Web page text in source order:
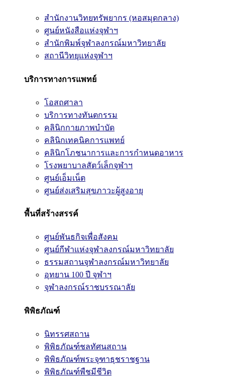
สำนักงานวิทยทรัพยากร (หอสมุดกลาง)
ศูนย์หนังสือแห่งจุฬาฯ
สำนักพิมพ์จุฬาลงกรณ์มหาวิทยาลัย
สถานีวิทยุแห่งจุฬาฯ
บริการทางการแพทย์
โอสถศาลา
บริการทางทันตกรรม
คลินิกกายภาพบำบัด
คลินิกเทคนิคการแพทย์
คลินิกโภชนาการและการกำหนดอาหาร
โรงพยาบาลสัตว์เล็กจุฬาฯ
ศูนย์เอ็มเน็ต
ศูนย์ส่งเสริมสุขภาวะผู้สูงอายุ
พื้นที่สร้างสรรค์
ศูนย์พันธกิจเพื่อสังคม
ศูนย์กีฬาแห่งจุฬาลงกรณ์มหาวิทยาลัย
ธรรมสถานจุฬาลงกรณ์มหาวิทยาลัย
อุทยาน 100 ปี จุฬาฯ
จุฬาลงกรณ์ราชบรรณาลัย
พิพิธภัณฑ์
นิทรรศสถาน
พิพิธภัณฑ์ชลทัศนสถาน
พิพิธภัณฑ์พระจุฑาธุชราชฐาน
พิพิธภัณฑ์พืชมีชีวิต